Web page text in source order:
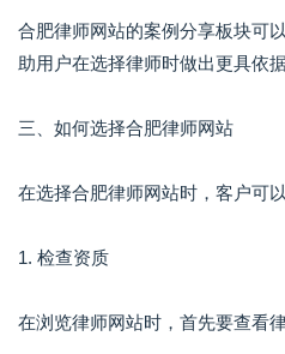
合肥律师网站的案例分享板块可
助用户在选择律师时做出更具依据
三、如何选择合肥律师网站
在选择合肥律师网站时，客户可
1. 检查资质
在浏览律师网站时，首先要查看